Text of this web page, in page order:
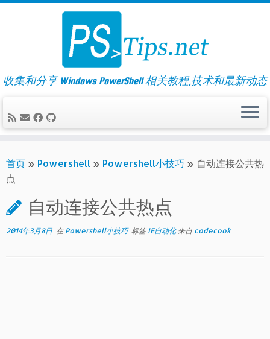
Skip
收集和分享 Windows PowerShell 相关教程,技术和最新动态
首页 » Powershell » Powershell小技巧 » 自动连接公共热
点
自动连接公共热点
2014年3月8日 在 Powershell小技巧 标签IE自动化 来自 codecook